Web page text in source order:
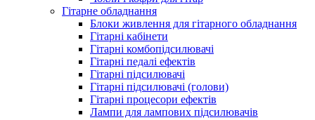
Гітарне обладнання
Блоки живлення для гітарного обладнання
Гітарні кабінети
Гітарні комбопідсилювачі
Гітарні педалі ефектів
Гітарні підсилювачі
Гітарні підсилювачі (голови)
Гітарні процесори ефектів
Лампи для лампових підсилювачів